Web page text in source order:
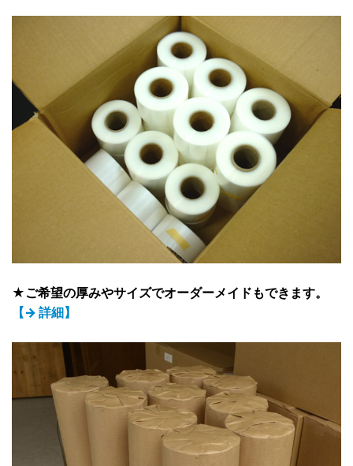
★ご希望の厚みやサイズでオーダーメイドもできます。
【→ 詳細】